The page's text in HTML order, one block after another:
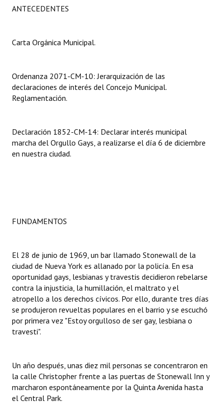
Carta Orgánica 2007
Digesto
DOCUMENTOS
Proyectos Presentados
Dictámenes Asesoría Letrada
NORMATIVA
Comunicaciones
Declaraciones
Resoluciones
INSTITUCIONAL
Antiguos Pobladores
ANTECEDENTES
Carta Orgánica Municipal.
Ordenanza 2071-CM-10: Jerarquización de las
declaraciones de interés del Concejo Municipal.
Reglamentación.
Declaración 1852-CM-14: Declarar interés municipal
marcha del Orgullo Gays, a realizarse el día 6 de diciembre
en nuestra ciudad.
FUNDAMENTOS
El 28 de junio de 1969, un bar llamado Stonewall de la
ciudad de Nueva York es allanado por la policía. En esa
oportunidad gays, lesbianas y travestis decidieron rebelarse
contra la injusticia, la humillación, el maltrato y el
atropello a los derechos cívicos. Por ello, durante tres días
se produjeron revueltas populares en el barrio y se escuchó
por primera vez "Estoy orgulloso de ser gay, lesbiana o
travesti".
Un año después, unas diez mil personas se concentraron en
la calle Christopher frente a las puertas de Stonewall Inn y
marcharon espontáneamente por la Quinta Avenida hasta
el Central Park.